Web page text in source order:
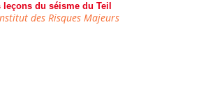
leçons du séisme du Teil
des Risques Majeurs